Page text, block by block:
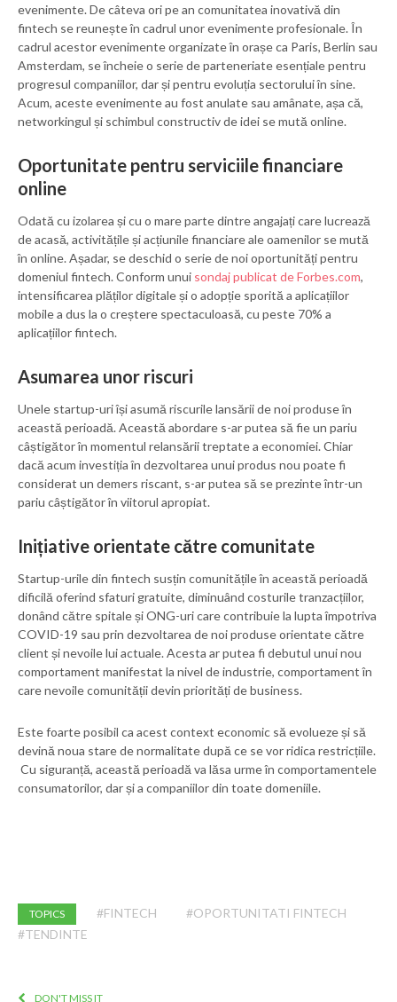
evenimente. De câteva ori pe an comunitatea inovativă din
fintech se reunește în cadrul unor evenimente profesionale. În
cadrul acestor evenimente organizate în orașe ca Paris, Berlin sau
Amsterdam, se încheie o serie de parteneriate esențiale pentru
progresul companiilor, dar și pentru evoluția sectorului în sine.
Acum, aceste evenimente au fost anulate sau amânate, așa că,
networkingul și schimbul constructiv de idei se mută online.
Oportunitate pentru serviciile financiare
online
Odată cu izolarea și cu o mare parte dintre angajați care lucrează
de acasă, activitățile și acțiunile financiare ale oamenilor se mută
în online. Așadar, se deschid o serie de noi oportunități pentru
domeniul fintech. Conform unui sondaj publicat de Forbes.com,
intensificarea plăților digitale și o adopție sporită a aplicațiilor
mobile a dus la o creștere spectaculoasă, cu peste 70% a
aplicațiilor fintech.
Asumarea unor riscuri
Unele startup-uri își asumă riscurile lansării de noi produse în
această perioadă. Această abordare s-ar putea să fie un pariu
câștigător în momentul relansării treptate a economiei. Chiar
dacă acum investiția în dezvoltarea unui produs nou poate fi
considerat un demers riscant, s-ar putea să se prezinte într-un
pariu câștigător în viitorul apropiat.
Inițiative orientate către comunitate
Startup-urile din fintech susțin comunitățile în această perioadă
dificilă oferind sfaturi gratuite, diminuând costurile tranzacțiilor,
donând către spitale și ONG-uri care contribuie la lupta împotriva
COVID-19 sau prin dezvoltarea de noi produse orientate către
client și nevoile lui actuale. Acesta ar putea fi debutul unui nou
comportament manifestat la nivel de industrie, comportament în
care nevoile comunității devin priorități de business.
Este foarte posibil ca acest context economic să evolueze și să
devină noua stare de normalitate după ce se vor ridica restricțiile.
Cu siguranță, această perioadă va lăsa urme în comportamentele
consumatorilor, dar și a companiilor din toate domeniile.
TOPICS #FINTECH
#OPORTUNITATI FINTECH
#TENDINTE
DON'T MISS IT